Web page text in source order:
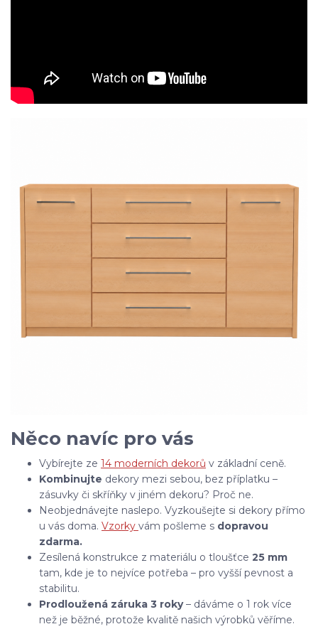
Něco navíc pro vás
Vybírejte ze 14 moderních dekorů v základní ceně.
Kombinujte dekory mezi sebou, bez příplatku –
zásuvky či skříňky v jiném dekoru? Proč ne.
Neobjednávejte naslepo. Vyzkoušejte si dekory přímo
u vás doma. Vzorky vám pošleme s dopravou
zdarma.
Zesílená konstrukce z materiálu o tloušťce 25 mm
tam, kde je to nejvíce potřeba – pro vyšší pevnost a
stabilitu.
Prodloužená záruka 3 roky– dáváme o 1 rok více
než je běžné, protože kvalitě našich výrobků věříme.